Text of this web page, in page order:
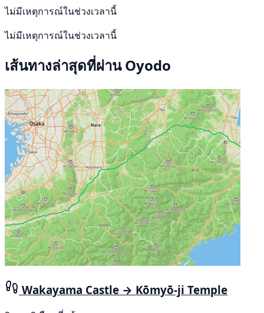
ไม่มีเหตุการณ์ในช่วงเวลานี้
ไม่มีเหตุการณ์ในช่วงเวลานี้
เส้นทางล่าสุดที่ผ่าน Oyodo
Wakayama Castle → Kōmyō-ji Temple